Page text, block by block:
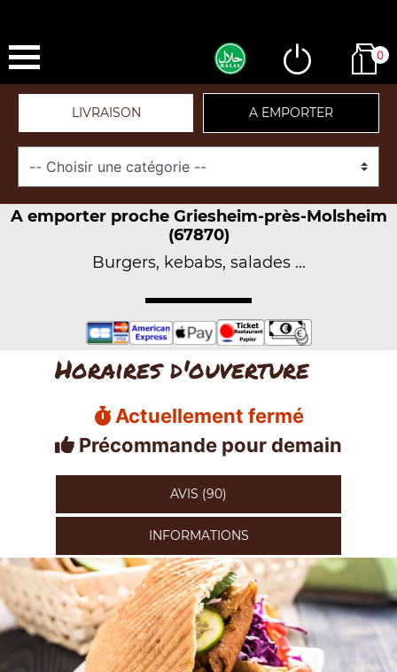
0
LIVRAISON A EMPORTER
A emporter proche Griesheim-près-Molsheim
(67870)
Burgers, kebabs, salades ...
Horaires d'ouverture
Actuellement fermé
Précommande pour demain
AVIS (90)
INFORMATIONS